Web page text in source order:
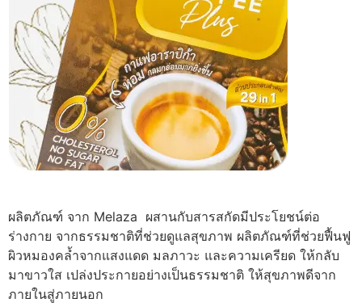
ผลิตภัณฑ์ จาก Melaza ผสานกับสารสกัดมีประโยชน์ต่อ
ร่างกาย จากธรรมชาติที่ช่วยดูแลสุขภาพ ผลิตภัณฑ์ที่ช่วยฟื้นฟู
ผิวหมองคล้ำจากแสงแดด มลภาวะ และความเครียด ให้กลับ
มาขาวใส เปล่งประกายอย่างเป็นธรรมชาติ ให้สุขภาพดีจาก
ภายในสู่ภายนอก